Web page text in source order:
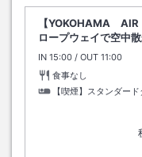
【YOKOHAMA
ロープウェイで空中
IN チェックイン
15:00 / OUT チェック
11:00
食事なし
【喫煙】スタンダー